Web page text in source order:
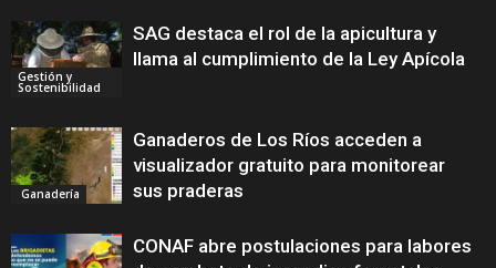
Gestión y
Sostenibilidad
SAG destaca el rol de la apicultura y
llama al cumplimiento de la Ley Apícola
Ganadería
Ganaderos de Los Ríos acceden a
visualizador gratuito para monitorear
sus praderas
CONAF abre postulaciones para labores